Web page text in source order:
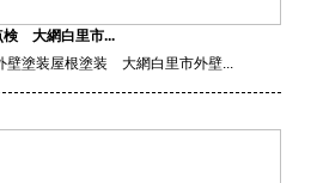
検 大網白里市...
壁塗装屋根塗装 大網白里市外壁...